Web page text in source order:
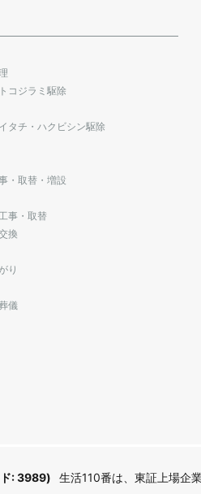
コジラミ駆除
タチ・ハクビシン駆除
・取替・増設
事・取替
換
り
儀
: 3989) 生活110番は、東証上場企